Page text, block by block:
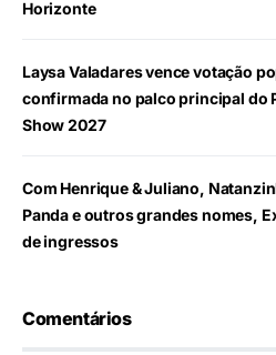
Horizonte
Laysa Valadares vence votação
confirmada no palco principal do
Show 2027
Com Henrique & Juliano,
Panda e outros grandes nomes,
de ingressos
Comentários